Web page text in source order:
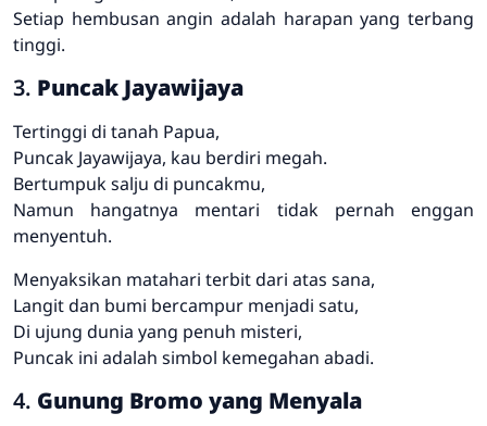
Setiap hembusan angin adalah harapan yang terbang
tinggi.
3. Puncak Jayawijaya
Tertinggi di tanah Papua,
Puncak Jayawijaya, kau berdiri megah.
Bertumpuk salju di puncakmu,
Namun hangatnya mentari tidak pernah enggan
menyentuh.
Menyaksikan matahari terbit dari atas sana,
Langit dan bumi bercampur menjadi satu,
Di ujung dunia yang penuh misteri,
Puncak ini adalah simbol kemegahan abadi.
4. Gunung Bromo yang Menyala